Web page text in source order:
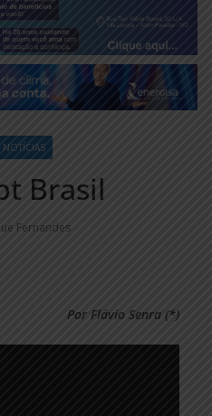
NOTÍCIAS
Brasil
Fernandes
Por Flávio Senra (*)